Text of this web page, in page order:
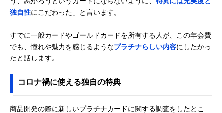
独自性にこだわった」と言います。
すでに一般カードやゴールドカードを所有する人が、この年会費
でも、憧れや魅力を感じるようなプラチナらしい内容にしたかっ
たと話します。
コロナ禍に使える独自の特典
商品開発の際に新しいプラチナカードに関する調査をしたとこ